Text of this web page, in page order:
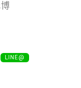
LINE@